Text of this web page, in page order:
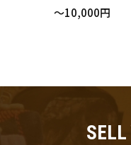
PE REVERSIBLE
ジュ XXLサイズ
～10,000円